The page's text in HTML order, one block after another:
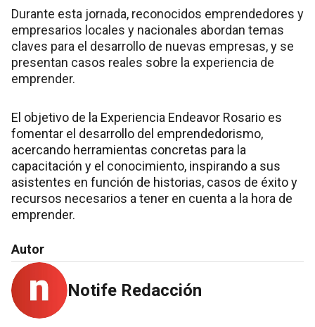
Durante esta jornada, reconocidos emprendedores y
empresarios locales y nacionales abordan temas
claves para el desarrollo de nuevas empresas, y se
presentan casos reales sobre la experiencia de
emprender.
El objetivo de la Experiencia Endeavor Rosario es
fomentar el desarrollo del emprendedorismo,
acercando herramientas concretas para la
capacitación y el conocimiento, inspirando a sus
asistentes en función de historias, casos de éxito y
recursos necesarios a tener en cuenta a la hora de
emprender.
Autor
Notife Redacción